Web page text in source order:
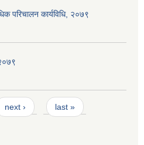
परिचालन कार्यविधि, २०७९
next › last »